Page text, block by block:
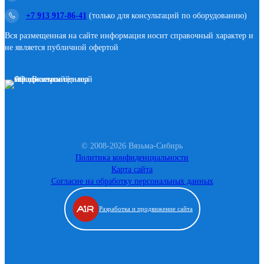
+7 913 917-86-41 (только для консультаций по оборудованию)
Вся размещенная на сайте информация носит справочный характер и
не является публичной офертой
© 2008-2026 Вязьма-Сибирь
Политика конфиденциальности
Карта сайта
Согласие на обработку персональных данных
Разработка и продвижение сайта